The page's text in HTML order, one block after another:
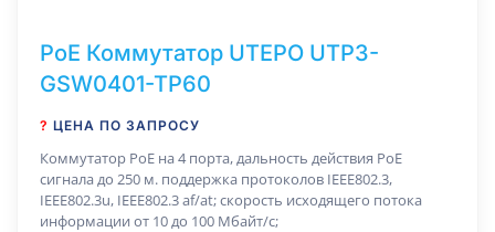
РоЕ Коммутатор UTEPO UTP3-
GSW0401-TP60
? ЦЕНА ПО ЗАПРОСУ
Коммутатор РоЕ на 4 порта, дальность действия РоЕ
сигнала до 250 м. поддержка протоколов IEEE802.3,
IEEE802.3u, IEEE802.3 af/at; скорость исходящего потока
информации от 10 до 100 Мбайт/с;